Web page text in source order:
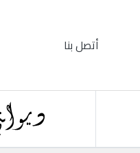
أتصل بنا